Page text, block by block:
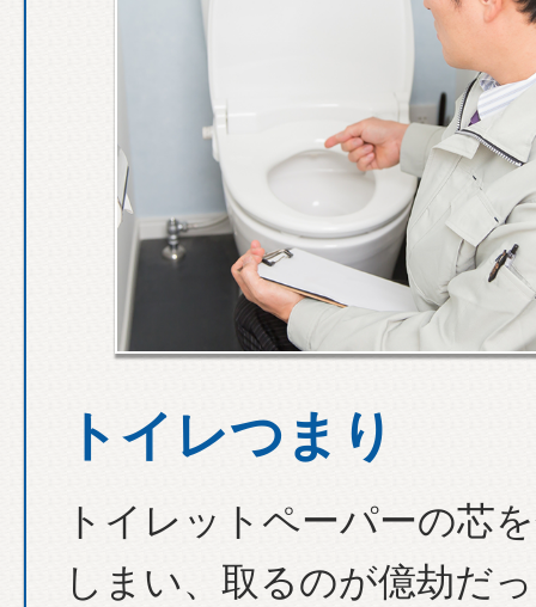
トイレつまり
トイレットペーパーの芯
しまい、取るのが億劫だ